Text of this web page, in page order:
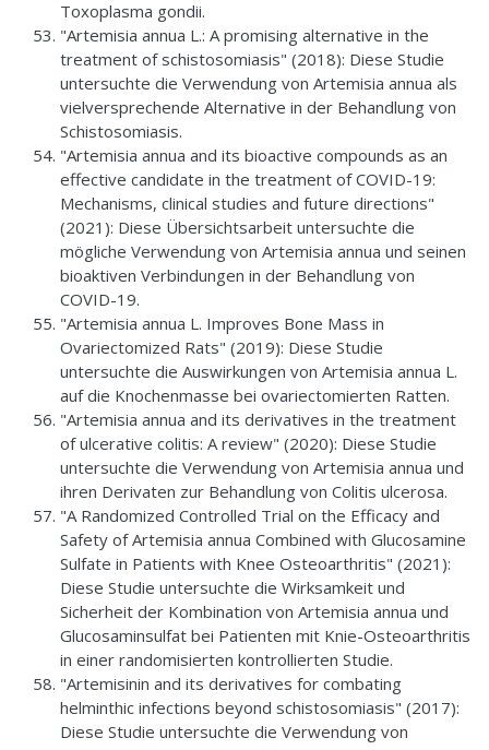
Toxoplasma gondii.
"Artemisia annua L.: A promising alternative in the
treatment of schistosomiasis" (2018): Diese Studie
untersuchte die Verwendung von Artemisia annua als
vielversprechende Alternative in der Behandlung von
Schistosomiasis.
"Artemisia annua and its bioactive compounds as an
effective candidate in the treatment of COVID-19:
Mechanisms, clinical studies and future directions"
(2021): Diese Übersichtsarbeit untersuchte die
mögliche Verwendung von Artemisia annua und seinen
bioaktiven Verbindungen in der Behandlung von
COVID-19.
"Artemisia annua L. Improves Bone Mass in
Ovariectomized Rats" (2019): Diese Studie
untersuchte die Auswirkungen von Artemisia annua L.
auf die Knochenmasse bei ovariectomierten Ratten.
"Artemisia annua and its derivatives in the treatment
of ulcerative colitis: A review" (2020): Diese Studie
untersuchte die Verwendung von Artemisia annua und
ihren Derivaten zur Behandlung von Colitis ulcerosa.
"A Randomized Controlled Trial on the Efficacy and
Safety of Artemisia annua Combined with Glucosamine
Sulfate in Patients with Knee Osteoarthritis" (2021):
Diese Studie untersuchte die Wirksamkeit und
Sicherheit der Kombination von Artemisia annua und
Glucosaminsulfat bei Patienten mit Knie-Osteoarthritis
in einer randomisierten kontrollierten Studie.
"Artemisinin and its derivatives for combating
helminthic infections beyond schistosomiasis" (2017):
Diese Studie untersuchte die Verwendung von